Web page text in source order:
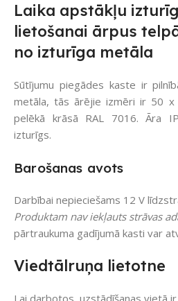
Laika apstākļu
lietošanai ārpus
no izturīga metāla
Sūtījumu piegādes kaste ir
metāla, tās ārējie izmēri ir 50
pelēkā krāsā RAL 7016. Āra
izturīgs.
Barošanas avots
Darbībai nepieciešams 12 V
Produktam nav iekļauts strāvas
pārtraukuma gadījumā kasti var
Viedtālruņa lietotne